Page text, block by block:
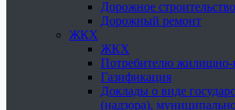
Дорожное строительство
Дорожный ремонт
ЖКХ
ЖКХ
Потребителю жилищно-
Газификация
Доклады о виде
(надзора),